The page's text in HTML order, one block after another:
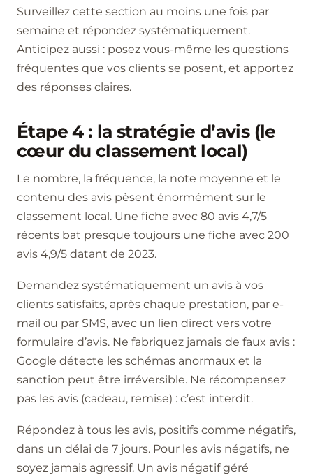
Surveillez cette section au moins une fois par
semaine et répondez systématiquement.
Anticipez aussi : posez vous-même les questions
fréquentes que vos clients se posent, et apportez
des réponses claires.
Étape 4 : la stratégie d’avis (le
cœur du classement local)
Le nombre, la fréquence, la note moyenne et le
contenu des avis pèsent énormément sur le
classement local. Une fiche avec 80 avis 4,7/5
récents bat presque toujours une fiche avec 200
avis 4,9/5 datant de 2023.
Demandez systématiquement un avis à vos
clients satisfaits, après chaque prestation, par e-
mail ou par SMS, avec un lien direct vers votre
formulaire d’avis. Ne fabriquez jamais de faux avis :
Google détecte les schémas anormaux et la
sanction peut être irréversible. Ne récompensez
pas les avis (cadeau, remise) : c’est interdit.
Répondez à tous les avis, positifs comme négatifs,
dans un délai de 7 jours. Pour les avis négatifs, ne
soyez jamais agressif. Un avis négatif géré